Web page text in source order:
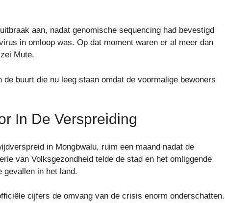
aan, nadat genomische sequencing had bevestigd
in omloop was. Op dat moment waren er al meer dan
Mute.
de buurt die nu leeg staan ​​omdat de voormalige bewoners
In De Verspreiding
in Mongbwalu, ruim een ​​maand nadat de
van Volksgezondheid telde de stad en het omliggende
gevallen in het land.
cijfers de omvang van de crisis enorm onderschatten.